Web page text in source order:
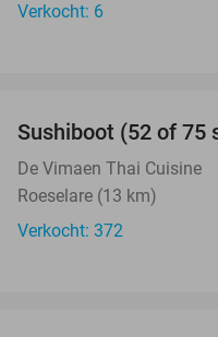
Verkocht: 6
Sushiboot (52 of 75
De Vimaen Thai Cuisine
Roeselare (13 km)
Verkocht: 372